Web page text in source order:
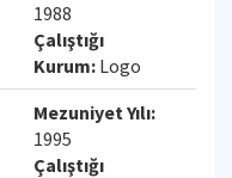
1988
Çalıştığı
Kurum: Logo
Mezuniyet Yılı:
1995
Çalıştığı